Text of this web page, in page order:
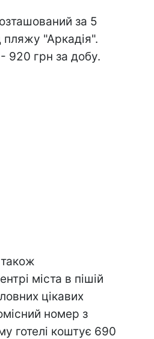
за 5
пляжу "Аркадія".
920 грн за добу.
міста в пішій
цікавих
номер з
готелі коштує 690